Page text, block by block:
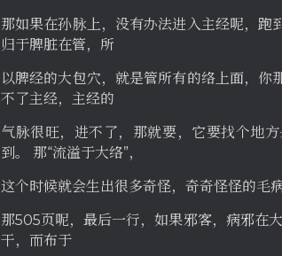
那如果在孙脉上，没有办法进入主经呢，跑
归于脾脏在管，所
以脾经的大包穴，就是管所有的络上面，
不了主经，主经的
气脉很旺，进不了，那就要，它要找个地
到。 那“流溢于大络”，
这个时候就会生出很多奇怪，奇奇怪怪的毛病
那505页呢，最后一行，如果邪客，病邪在
干，而布于